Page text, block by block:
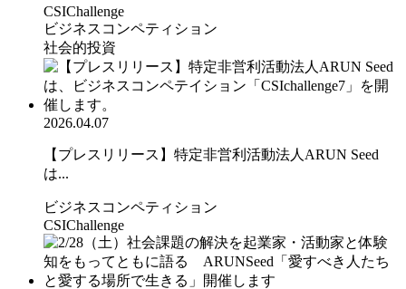
CSIChallenge
ビジネスコンペティション
社会的投資
2026.04.07
【プレスリリース】特定非営利活動法人ARUN Seed
は...
ビジネスコンペティション
CSIChallenge